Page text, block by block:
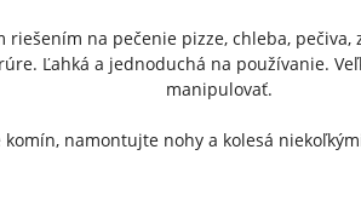
na pečenie pizze, chleba,
. Ľahká a jednoduchá na používanie.
manipulovať.
komín, namontujte nohy a kolesá